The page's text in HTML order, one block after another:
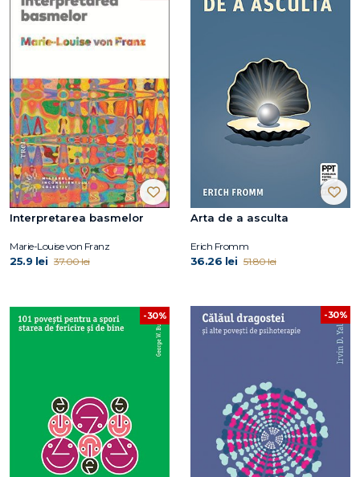
Interpretarea basmelor
Marie-Louise von Franz
25.9 lei 37.00 lei
Arta de a asculta
Erich Fromm
36.26 lei 51.80 lei
-30% -30%